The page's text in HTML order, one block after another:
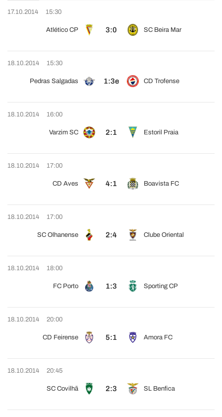
17.10.2014 15:30
Atlético CP 3:0 SC Beira Mar
18.10.2014 15:30
Pedras Salgadas 1:3e CD Trofense
18.10.2014 16:00
Varzim SC 2:1 Estoril Praia
18.10.2014 17:00
CD Aves 4:1 Boavista FC
18.10.2014 17:00
SC Olhanense 2:4 Clube Oriental
18.10.2014 18:00
FC Porto 1:3 Sporting CP
18.10.2014 20:00
CD Feirense 5:1 Amora FC
18.10.2014 20:45
SC Covilhã 2:3 SL Benfica